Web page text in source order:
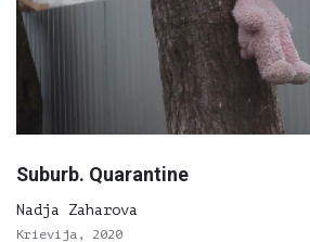
Suburb. Quarantine
Nadja Zaharova
Krievija, 2020